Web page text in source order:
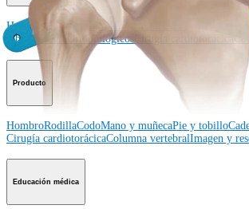
Hombro Rodilla Mano y muñeca
tobillo Cadera OrtobiológicosCirugía cardiotorácica
Producto
HombroRodillaCodoMano y muñecaPie y tobillo
Cirugía cardiotorácicaColumna vertebralImagen y
Educación médica